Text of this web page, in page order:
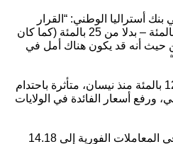
أستراليا الوطني: “القرار
الأميركي بفرض رسوم عشرة بالمئة – بدلا من 25 بالمئة (كما كان
حيث أنه قد يكون هناك أمل في
وتراجعت أسعار النفط حوالي 12 بالمئة منذ نيسان، متأثرة باحتدام
ورفع أسعار الفائدة في الولايات
وارتفع سعر الفضة 0.4 بالمئة في المعاملات الفورية إلى 14.18